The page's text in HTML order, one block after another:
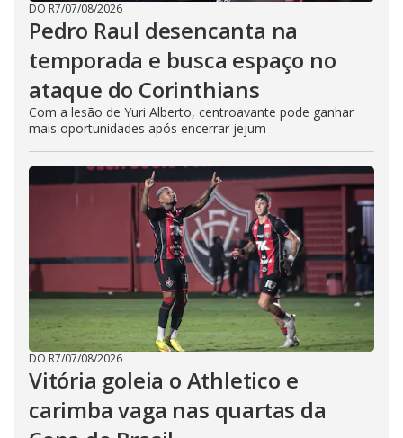
DO R7/07/08/2026
Pedro Raul desencanta na
temporada e busca espaço no
ataque do Corinthians
Com a lesão de Yuri Alberto, centroavante pode ganhar
mais oportunidades após encerrar jejum
DO R7/07/08/2026
Vitória goleia o Athletico e
carimba vaga nas quartas da